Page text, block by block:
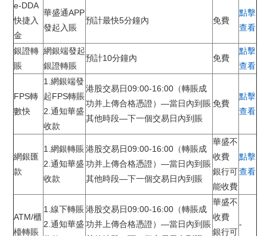
e-DDA
快捷入
金
華盛通APP
發起入賬
預計最快5分鐘內 免費
點擊
查看
銀證轉
賬
網銀端發起
銀證轉賬
預計10分鐘內 免費
點擊
查看
FPS轉
數快
1.網銀端發
起FPS轉賬
2.通知華盛
收款
港股交易日09:00-16:00（轉賬成
功并上傳合格憑證）—當日內到賬
其他時段—下一個交易日內到賬
免費
點擊
查看
網銀匯
款
1.網銀轉賬
2.通知華盛
收款
港股交易日09:00-16:00（轉賬成
功并上傳合格憑證）—當日內到賬
其他時段—下一個交易日內到賬
華盛不
收費
銀行可
能收費
點擊
查看
ATM/櫃
檯轉賬
1.線下轉賬
2.通知華盛
港股交易日09:00-16:00（轉賬成
功并上傳合格憑證）—當日內到賬
華盛不
收費
銀行可
-